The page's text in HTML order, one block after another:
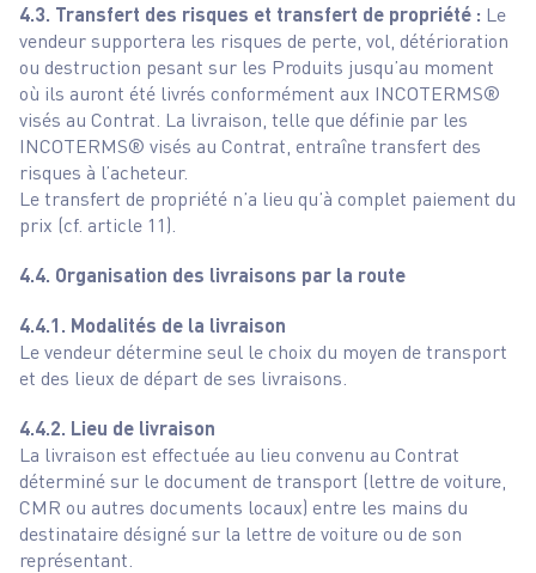
4.3. Transfert des risques et transfert de propriété : Le
vendeur supportera les risques de perte, vol, détérioration
ou destruction pesant sur les Produits jusqu’au moment
où ils auront été livrés conformément aux INCOTERMS®
visés au Contrat. La livraison, telle que définie par les
INCOTERMS® visés au Contrat, entraîne transfert des
risques à l’acheteur.
Le transfert de propriété n’a lieu qu’à complet paiement du
prix (cf. article 11).
4.4. Organisation des livraisons par la route
4.4.1. Modalités de la livraison
Le vendeur détermine seul le choix du moyen de transport
et des lieux de départ de ses livraisons.
4.4.2. Lieu de livraison
La livraison est effectuée au lieu convenu au Contrat
déterminé sur le document de transport (lettre de voiture,
CMR ou autres documents locaux) entre les mains du
destinataire désigné sur la lettre de voiture ou de son
représentant.